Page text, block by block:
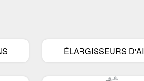
de boule d'attelage
Butées
ressorts
ÉLARGISSEURS